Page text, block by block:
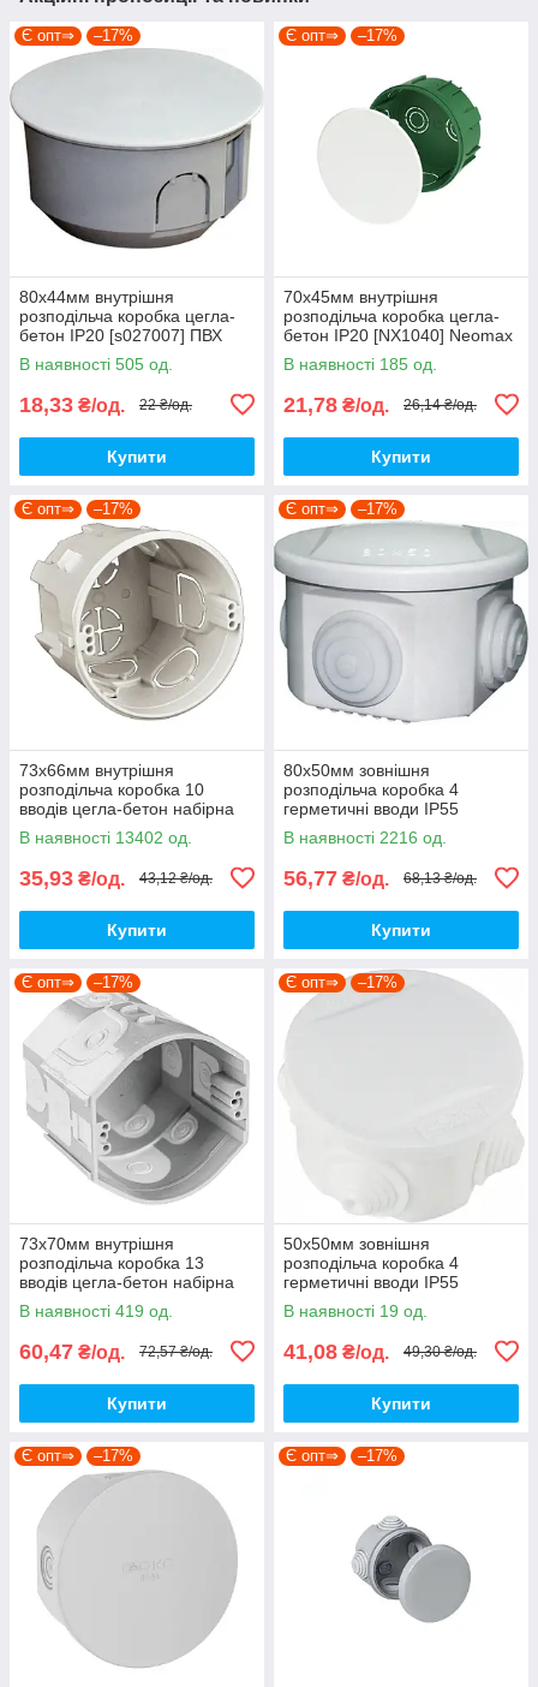
Є опт⇒ –17%
80х44мм внутрішня
розподільча коробка цегла-
бетон IP20 [s027007] ПВХ
E.NEXT e.db.stand.108.d80
В наявності 505 од.
18,33 ₴/од. 22 ₴/од.
Купити
Є опт⇒ –17%
70х45мм внутрішня
розподільча коробка цегла-
бетон IP20 [NX1040] Neomax
В наявності 185 од.
21,78 ₴/од. 26,14 ₴/од.
Купити
Є опт⇒ –17%
73х66мм внутрішня
розподільча коробка 10
вводів цегла-бетон набірна
IP20 [KPR 68_KA] ПВХ Kopos
В наявності 13402 од.
35,93 ₴/од. 43,12 ₴/од.
Купити
Є опт⇒ –17%
80х50мм зовнішня
розподільча коробка 4
герметичні вводи IP55
[p016001] ПВХ E.NEXT
e.db.pro.d80.50
В наявності 2216 од.
56,77 ₴/од. 68,13 ₴/од.
Купити
Є опт⇒ –17%
73х70мм внутрішня
розподільча коробка 13
вводів цегла-бетон набірна
IP20 [KPR 68/D_KA] ПВХ
Kopos
В наявності 419 од.
60,47 ₴/од. 72,57 ₴/од.
Купити
Є опт⇒ –17%
50х50мм зовнішня
розподільча коробка 4
герметичні вводи IP55
[A0150170027] PS Uatmo
АСКО
В наявності 19 од.
41,08 ₴/од. 49,30 ₴/од.
Купити
Є опт⇒ –17% Є опт⇒ –17%